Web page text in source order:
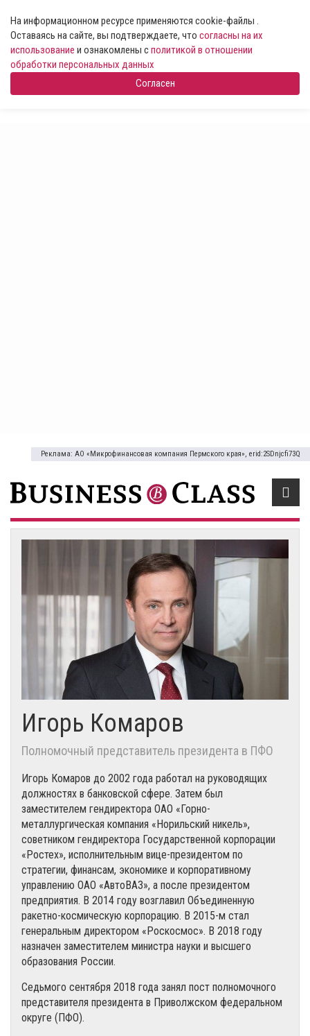
На информационном ресурсе применяются cookie-файлы .
Оставаясь на сайте, вы подтверждаете, что согласны на их
использование и ознакомлены сполитикой в отношении
обработки персональных данных
Согласен
Реклама: АО «Микрофинансовая компания Пермского края», erid:2SDnjcfi73Q
Игорь Комаров
Полномочный представитель президента в ПФО
Игорь Комаров до 2002 года работал на руководящих
должностях в банковской сфере. Затем был
заместителем гендиректора ОАО «Горно-
металлургическая компания «Норильский никель»,
советником гендиректора Государственной корпорации
«Ростех», исполнительным вице-президентом по
стратегии, финансам, экономике и корпоративному
управлению ОАО «АвтоВАЗ», а после президентом
предприятия. В 2014 году возглавил Объединенную
ракетно-космическую корпорацию. В 2015-м стал
генеральным директором «Роскосмос». В 2018 году
назначен заместителем министра науки и высшего
образования России.
Седьмого сентября 2018 года занял пост полномочного
представителя президента в Приволжском федеральном
округе (ПФО).